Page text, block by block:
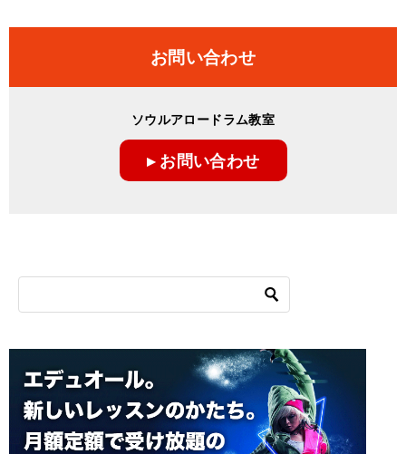
お問い合わせ
ソウルアロードラム教室
▸ お問い合わせ